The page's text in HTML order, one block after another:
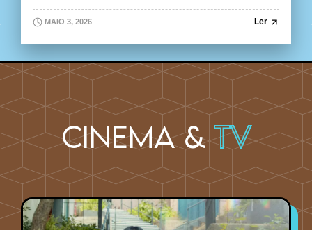
MAIO 3, 2026 Ler
Cinema &TV